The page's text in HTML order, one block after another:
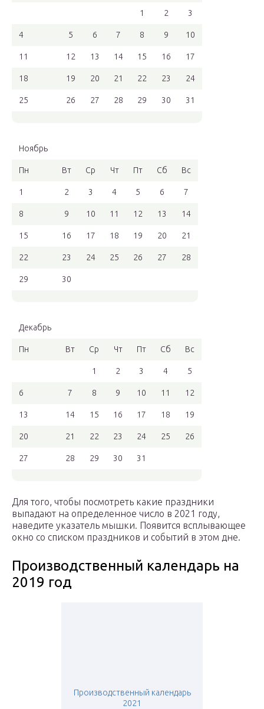
1 2 3
4 5 6 7 8 9 10
11 12 13 14 15 16 17
18 19 20 21 22 23 24
25 26 27 28 29 30 31
Ноябрь
Пн Вт Ср Чт Пт Сб Вс
1 2 3 4 5 6 7
8 9 10 11 12 13 14
15 16 17 18 19 20 21
22 23 24 25 26 27 28
29 30
Декабрь
Пн Вт Ср Чт Пт Сб Вс
1 2 3 4 5
6 7 8 9 10 11 12
13 14 15 16 17 18 19
20 21 22 23 24 25 26
27 28 29 30 31
Для того, чтобы посмотреть какие праздники
выпадают на определенное число в 2021 году,
наведите указатель мышки. Появится всплывающее
окно со списком праздников и событий в этом дне.
Производственный календарь на
2019 год
Производственный календарь
2021